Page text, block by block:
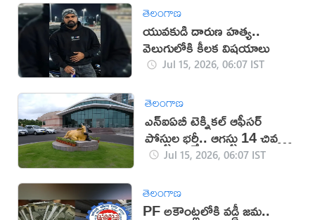
తెలంగాణ
యువకుడి దారుణ హత్య..
వెలుగులోకి కీలక విషయాలు
Jul 15, 2026, 06:07 IST
తెలంగాణ
ఎన్ఐఏబీ టెక్నికల్ ఆఫీసర్
పోస్టుల భర్తీ.. ఆగస్టు 14 చివరి
తేదీ Jul 15, 2026, 06:07 IST
తెలంగాణ
PF అకౌంట్లలోకి వడ్డీ జమ..